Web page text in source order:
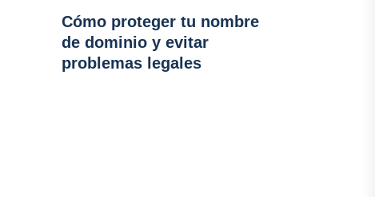
Cómo proteger tu nombre
de dominio y evitar
problemas legales